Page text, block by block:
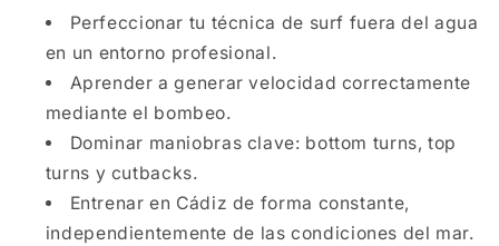
Perfeccionar tu técnica de surf fuera del agua
en un entorno profesional.
Aprender a generar velocidad correctamente
mediante el bombeo.
Dominar maniobras clave: bottom turns, top
turns y cutbacks.
Entrenar en Cádiz de forma constante,
independientemente de las condiciones del mar.